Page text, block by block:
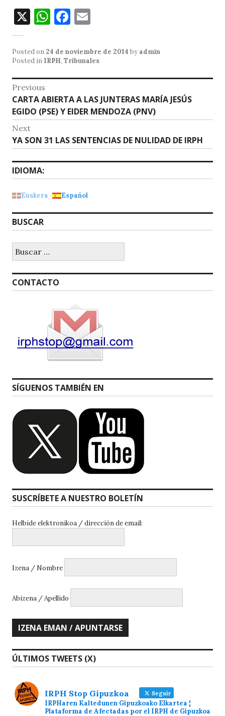
X W
at
s
A
p
p
F
c
e
b
o
o
ai
l
Posted on 24 de noviembre de 2014 by admin
Posted in IRPH, Tribunales
Navegación
de
entradas
Previous
Previous
post:
CARTA ABIERTA A LAS JUNTERAS MARÍA JESÚS
EGIDO (PSE) Y EIDER MENDOZA (PNV)
Next
Next
post:
YA SON 31 LAS SENTENCIAS DE NULIDAD DE IRPH
IDIOMA:
Euskera Español
BUSCAR
CONTACTO
SÍGUENOS TAMBIÉN EN
SUSCRÍBETE A NUESTRO BOLETÍN
Helbide elektronikoa / dirección de email:
Izena / Nombre
Abizena / Apellido
ÚLTIMOS TWEETS (X)
IRPH Stop Gipuzkoa Seguir
IRPHaren Kaltedunen Gipuzkoako Elkartea ¦
Plataforma de Afectadas por el IRPH de Gipuzkoa